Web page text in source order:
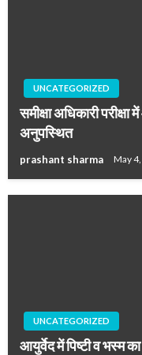
UNCATEGORIZED
समीक्षा अधिकारी
अनुपस्थित
prashant sharma May
UNCATEGORIZED
आयुर्वेद में पिष्टी व भस्म